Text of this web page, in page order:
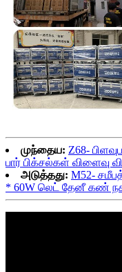
முந்தைய: Z68-
பார் பிக்சல்கள் விளைவு
அடுத்தது: M52-
* 60W லெட் தேனீ கண்